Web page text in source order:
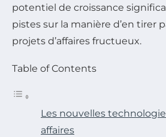
potentiel de croissance
pistes sur la manière d’en tirer
projets d’affaires fructueux.
Table of Contents
Les nouvelles
affaires